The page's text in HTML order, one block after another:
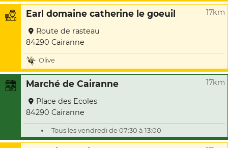
Earl domaine catherine le goeuil 17km
Route de rasteau
84290 Cairanne
Olive
Marché de Cairanne 17km
Place des Ecoles
84290 Cairanne
Tous les vendredi de 07:30 à 13:00